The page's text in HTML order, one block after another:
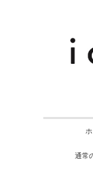
通常